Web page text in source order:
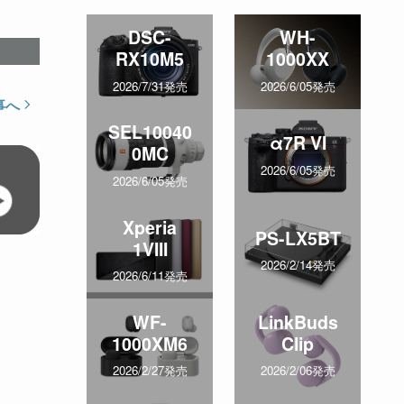
へ
DSC-
RX10M5
2026/7/31発売
WH-
1000XX
2026/6/05発売
SEL10040
0MC
2026/6/05発売
α7R VI
2026/6/05発売
Xperia
1VIII
2026/6/11発売
PS-LX5BT
2026/2/14発売
WF-
1000XM6
2026/2/27発売
LinkBuds
Clip
2026/2/06発売